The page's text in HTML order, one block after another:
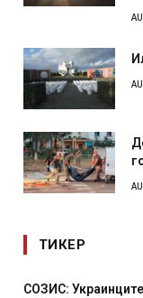
ТИКЕР
СОЗИС: